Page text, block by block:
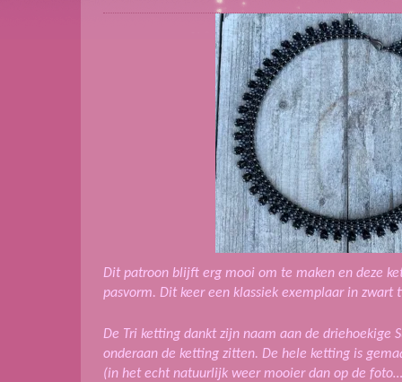
Dit patroon blijft erg mooi om te maken en deze
pasvorm. Dit keer een klassiek exemplaar in zwart
De Tri ketting dankt zijn naam aan de driehoekige
onderaan de ketting zitten. De hele ketting is
(in het echt natuurlijk weer mooier dan op de